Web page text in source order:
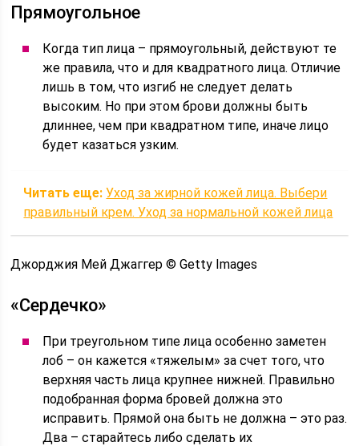
Прямоугольное
Когда тип лица – прямоугольный, действуют те
же правила, что и для квадратного лица. Отличие
лишь в том, что изгиб не следует делать
высоким. Но при этом брови должны быть
длиннее, чем при квадратном типе, иначе лицо
будет казаться узким.
Читать еще: Уход за жирной кожей лица. Выбери
правильный крем. Уход за нормальной кожей лица
Джорджия Мей Джаггер © Getty Images
«Сердечко»
При треугольном типе лица особенно заметен
лоб – он кажется «тяжелым» за счет того, что
верхняя часть лица крупнее нижней. Правильно
подобранная форма бровей должна это
исправить. Прямой она быть не должна – это раз.
Два – старайтесь либо сделать их